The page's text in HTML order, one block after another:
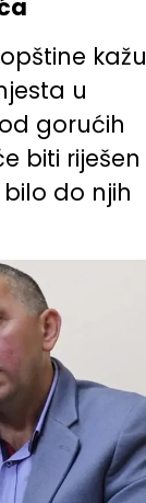
kažu
u
gorućih
biti riješen
do njih